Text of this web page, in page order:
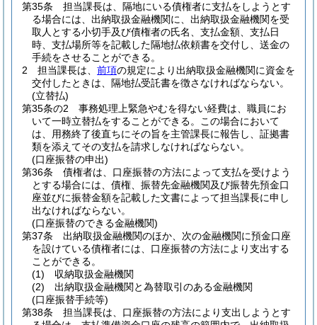
第35条
担当課長は、隔地にいる債権者に支払をしようとす
る場合には、出納取扱金融機関に、出納取扱金融機関を受
取人とする小切手及び債権者の氏名、支払金額、支払日
時、支払場所等を記載した隔地払依頼書を交付し、送金の
手続をさせることができる。
2
担当課長は、 前項の規定により出納取扱金融機関に資金を
交付したときは、隔地払受託書を徴さなければならない。
(立替払)
第35条の2
事務処理上緊急やむを得ない経費は、職員にお
いて一時立替払をすることができる。
この場合において
は、用務終了後直ちにその旨を主管課長に報告し、証拠書
類を添えてその支払を請求しなければならない。
(口座振替の申出)
第36条
債権者は、口座振替の方法によって支払を受けよう
とする場合には、債権、振替先金融機関及び振替先預金口
座並びに振替金額を記載した文書によって担当課長に申し
出なければならない。
(口座振替のできる金融機関)
第37条
出納取扱金融機関のほか、次の金融機関に預金口座
を設けている債権者には、口座振替の方法により支出する
ことができる。
(1)
収納取扱金融機関
(2)
出納取扱金融機関と為替取引のある金融機関
(口座振替手続等)
第38条
担当課長は、口座振替の方法により支出しようとす